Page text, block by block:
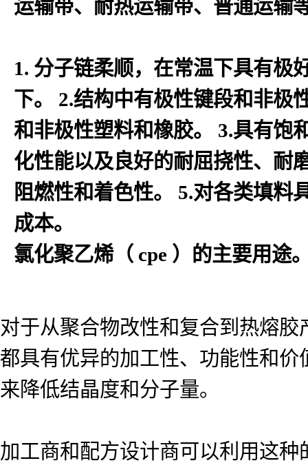
运输带、耐热运输带、普通运输
1. 分子链柔顺，在常温下具有
下。 2.结构中有极性键段和非极
和非极性塑料和橡胶。 3.具有饱
化性能以及良好的耐屈挠性、耐
阻燃性和着色性。 5.对各类填料
成本。
氯化聚乙烯（ cpe ）的主要用途
对于从聚合物改性和复合到热熔
都具有优异的加工性、功能性和
来降低结晶度和分子量。
加工商和配方设计商可以利用这